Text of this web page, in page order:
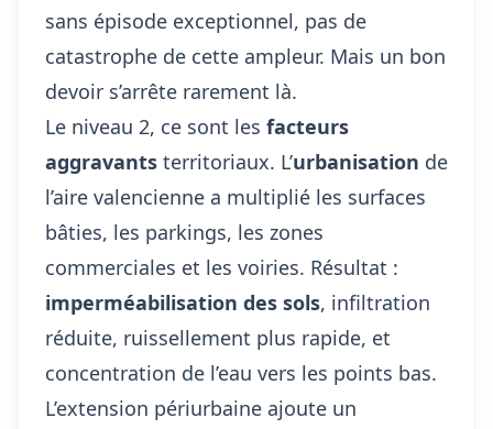
sans épisode exceptionnel, pas de
catastrophe de cette ampleur. Mais un bon
devoir s’arrête rarement là.
Le niveau 2, ce sont les facteurs
aggravants territoriaux. L’urbanisation de
l’aire valencienne a multiplié les surfaces
bâties, les parkings, les zones
commerciales et les voiries. Résultat :
imperméabilisation des sols, infiltration
réduite, ruissellement plus rapide, et
concentration de l’eau vers les points bas.
L’extension périurbaine ajoute un